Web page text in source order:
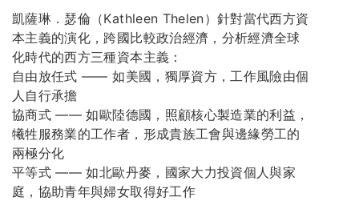
凱薩琳．瑟倫（Kathleen Thelen）針對當代西方資
本主義的演化，跨國比較政治經濟，分析經濟全球
化時代的西方三種資本主義：
自由放任式 —— 如美國，獨厚資方，工作風險由個
人自行承擔
協商式 —— 如歐陸德國，照顧核心製造業的利益，
犧牲服務業的工作者，形成貴族工會與邊緣勞工的
兩極分化
平等式 —— 如北歐丹麥，國家大力投資個人與家
庭，協助青年與婦女取得好工作